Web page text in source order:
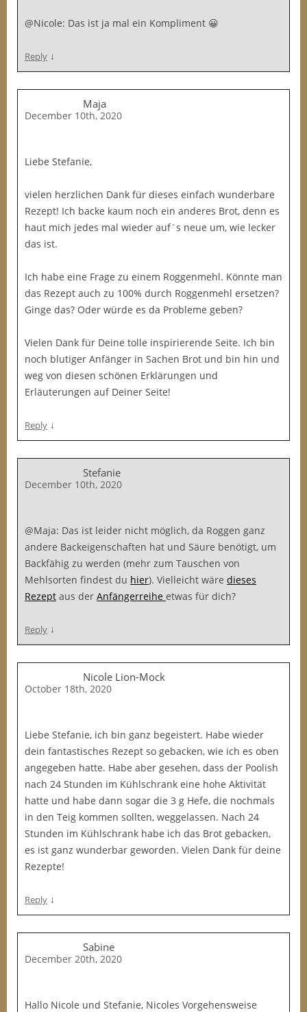
@Nicole: Das ist ja mal ein Kompliment 😀
Reply ↓
Maja
December 10th, 2020
Liebe Stefanie,
vielen herzlichen Dank für dieses einfach wunderbare
Rezept! Ich backe kaum noch ein anderes Brot, denn es
haut mich jedes mal wieder auf´s neue um, wie lecker
das ist.
Ich habe eine Frage zu einem Roggenmehl. Könnte man
das Rezept auch zu 100% durch Roggenmehl ersetzen?
Ginge das? Oder würde es da Probleme geben?
Vielen Dank für Deine tolle inspirierende Seite. Ich bin
noch blutiger Anfänger in Sachen Brot und bin hin und
weg von diesen schönen Erklärungen und
Erläuterungen auf Deiner Seite!
Reply ↓
Stefanie
December 10th, 2020
@Maja: Das ist leider nicht möglich, da Roggen ganz
andere Backeigenschaften hat und Säure benötigt, um
Backfähig zu werden (mehr zum Tauschen von
Mehlsorten findest du hier). Vielleicht wäre dieses
Rezept aus der Anfängerreihe etwas für dich?
Reply ↓
Nicole Lion-Mock
October 18th, 2020
Liebe Stefanie, ich bin ganz begeistert. Habe wieder
dein fantastisches Rezept so gebacken, wie ich es oben
angegeben hatte. Habe aber gesehen, dass der Poolish
nach 24 Stunden im Kühlschrank eine hohe Aktivität
hatte und habe dann sogar die 3 g Hefe, die nochmals
in den Teig kommen sollten, weggelassen. Nach 24
Stunden im Kühlschrank habe ich das Brot gebacken,
es ist ganz wunderbar geworden. Vielen Dank für deine
Rezepte!
Reply ↓
Sabine
December 20th, 2020
Hallo Nicole und Stefanie, Nicoles Vorgehensweise